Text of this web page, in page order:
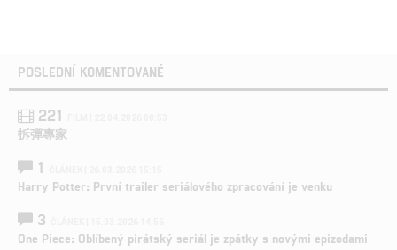
POSLEDNÍ KOMENTOVANÉ
221
拆彈專家
1
Harry Potter: První trailer seriálového zpracování je venku
3
One Piece: Oblíbený pirátský seriál je zpátky s novými epizodami